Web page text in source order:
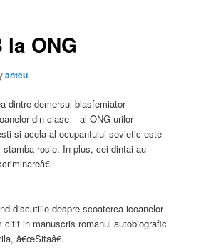
la ONG
anteu
dintre demersul blasfemiator –
din clase – al ONG-urilor
si acela al ocupantului sovietic este
stamba rosie. In plus, cei dintai au
discutiile despre scoaterea icoanelor
in manuscris romanul autobiografic
â€œSitaâ€.